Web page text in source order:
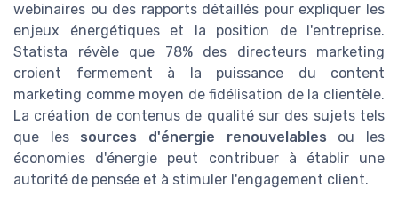
webinaires ou des rapports détaillés pour expliquer les
enjeux énergétiques et la position de l'entreprise.
Statista révèle que 78% des directeurs marketing
croient fermement à la puissance du content
marketing comme moyen de fidélisation de la clientèle.
La création de contenus de qualité sur des sujets tels
que les sources d'énergie renouvelables ou les
économies d'énergie peut contribuer à établir une
autorité de pensée et à stimuler l'engagement client.